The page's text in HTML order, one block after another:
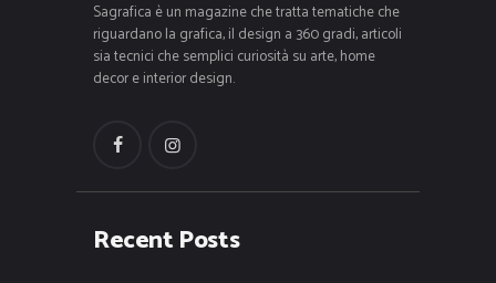
Sagrafica è un magazine che tratta tematiche che
riguardano la grafica, il design a 360 gradi, articoli
sia tecnici che semplici curiosità su arte, home
decor e interior design.
Recent Posts